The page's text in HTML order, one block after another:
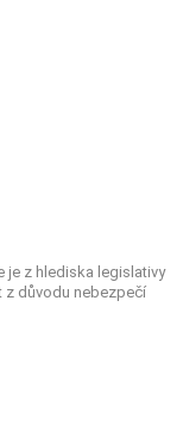
je z hlediska legislativy
z důvodu nebezpečí